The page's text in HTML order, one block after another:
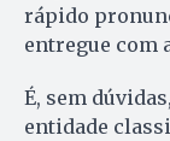
rápido
entregue com
É, sem
entidade